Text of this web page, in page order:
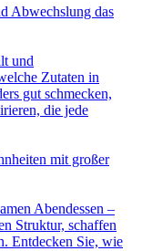
Abwechslung das
und
Zutaten in
gut schmecken,
die jede
mit großer
Abendessen –
Struktur, schaffen
Entdecken Sie, wie